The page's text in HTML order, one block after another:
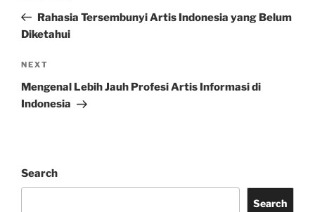
PostRahasia Tersembunyi Artis Indonesia yang Belum
Diketahui
Next
Post
NEXT
Mengenal Lebih Jauh Profesi Artis Informasi di
Indonesia
Search
Search